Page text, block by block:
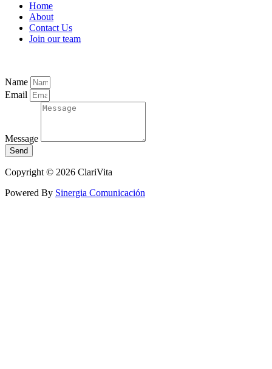
Home
About
Contact Us
Join our team​
Name
Email
Message
Send
Copyright © 2026 ClariVita
Powered By Sinergia Comunicación